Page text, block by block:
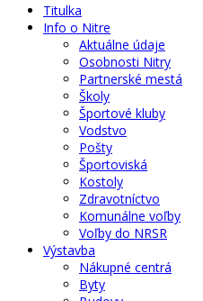
Titulka
Info o Nitre
Aktuálne údaje
Osobnosti Nitry
Partnerské mestá
Školy
Športové kluby
Vodstvo
Pošty
Športoviská
Kostoly
Zdravotníctvo
Komunálne voľby
Voľby do NRSR
Výstavba
Nákupné centrá
Byty